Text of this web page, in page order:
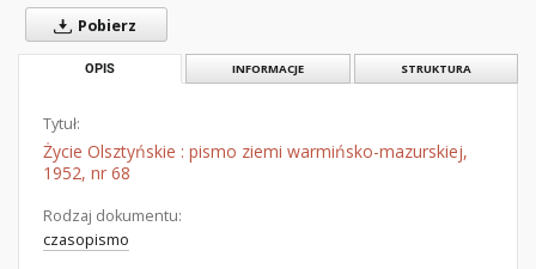
Pobierz
OPIS INFORMACJE STRUKTURA
Tytuł:
Życie Olsztyńskie : pismo ziemi warmińsko-mazurskiej,
1952, nr 68
Rodzaj dokumentu:
czasopismo